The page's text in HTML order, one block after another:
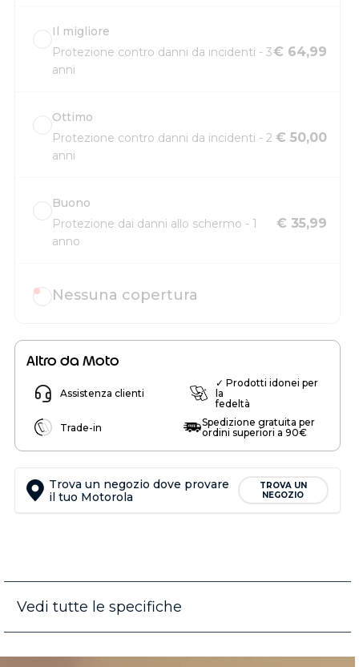
Il migliore
Protezione contro danni da incidenti - 3
anni
€ 64,99
Ottimo
Protezione contro danni da incidenti - 2
anni
€ 50,00
Buono
Protezione dai danni allo schermo - 1
anno
€ 35,99
Nessuna copertura
Altro da Moto
Assistenza clienti
✓ Prodotti idonei per
la
fedeltà
Trade-in
Spedizione gratuita per
ordini superiori a 90€
Trova un negozio dove provare
il tuo Motorola
TROVA UN
NEGOZIO
Vedi tutte le specifiche